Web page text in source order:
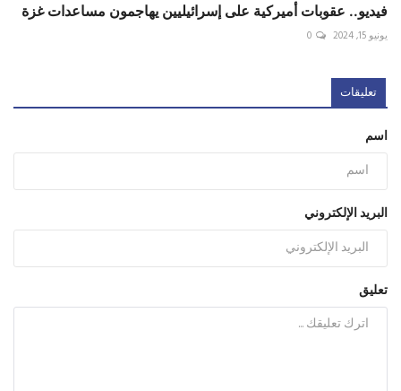
فيديو.. عقوبات أميركية على إسرائيليين يهاجمون مساعدات غزة
يونيو 15, 2024 0
تعليقات
اسم
البريد الإلكتروني
تعليق